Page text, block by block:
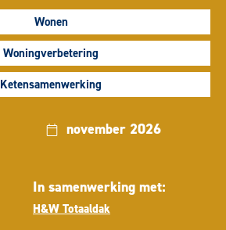
Wonen
Woningverbetering
Ketensamenwerking
november 2026
In samenwerking met:
H&W Totaaldak